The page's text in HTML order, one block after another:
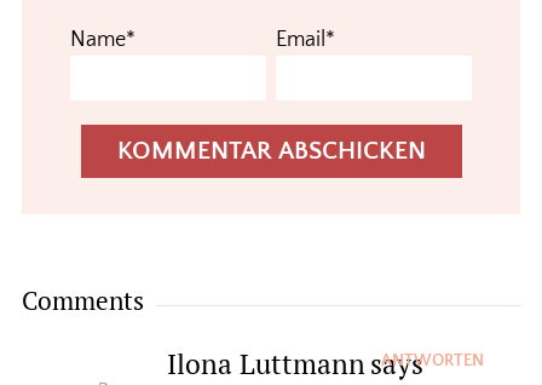
Name* Email*
Comments
Ilona Luttmannsays
ANTWORTEN